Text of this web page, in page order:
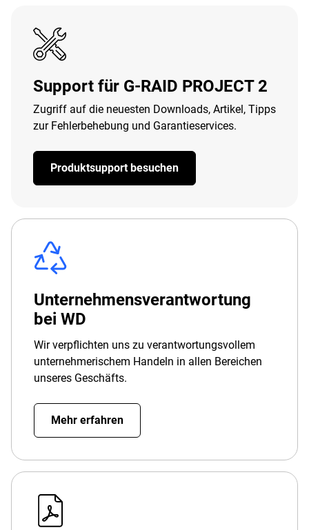
Support für G-RAID PROJECT 2
Zugriff auf die neuesten Downloads, Artikel, Tipps
zur Fehlerbehebung und Garantieservices.
Produktsupport besuchen
Unternehmensverantwortung
bei WD
Wir verpflichten uns zu verantwortungsvollem
unternehmerischem Handeln in allen Bereichen
unseres Geschäfts.
Mehr erfahren